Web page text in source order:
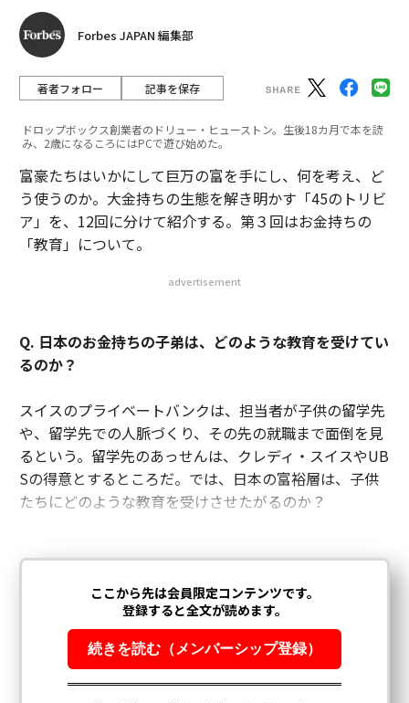
Forbes JAPAN 編集部
著者フォロー 記事を保存
ドロップボックス創業者のドリュー・ヒューストン。生後18カ月で本を読
み、2歳になるころにはPCで遊び始めた。
富豪たちはいかにして巨万の富を手にし、何を考え、ど
う使うのか。大金持ちの生態を解き明かす「45のトリビ
ア」を、12回に分けて紹介する。第３回はお金持ちの
「教育」について。
advertisement
Q. 日本のお金持ちの子弟は、どのような教育を受けてい
るのか？
スイスのプライベートバンクは、担当者が子供の留学先
や、留学先での人脈づくり、その先の就職まで面倒を見
るという。留学先のあっせんは、クレディ・スイスやUB
Sの得意とするところだ。では、日本の富裕層は、子供
たちにどのような教育を受けさせたがるのか？